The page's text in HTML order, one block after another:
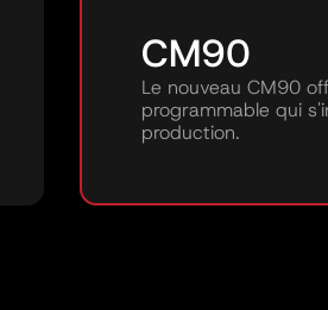
CM90
Le nouveau CM90
programmable qui
production.